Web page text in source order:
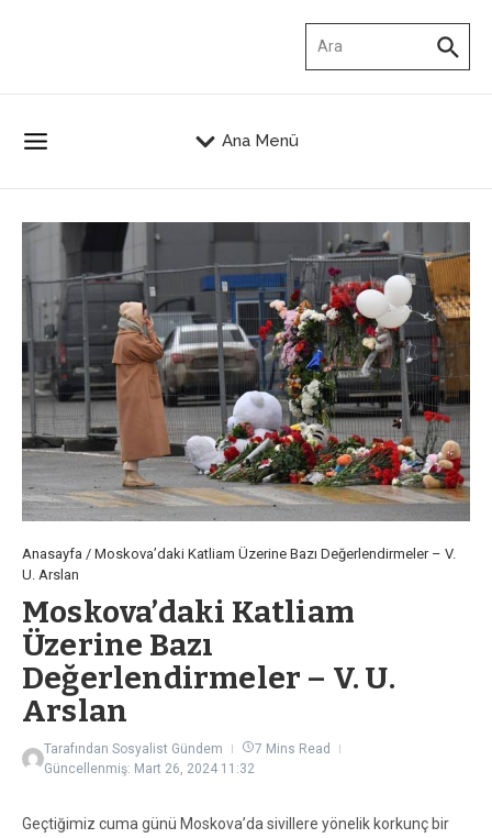
Ana Menü
Anasayfa / Moskova’daki Katliam Üzerine Bazı Değerlendirmeler – V.
U. Arslan
Moskova’daki Katliam
Üzerine Bazı
Değerlendirmeler – V. U.
Arslan
Tarafından Sosyalist Gündem
7 Mins Read
Güncellenmiş: Mart 26, 2024 11:32
Geçtiğimiz cuma günü Moskova’da sivillere yönelik korkunç bir